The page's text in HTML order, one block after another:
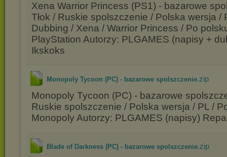
Xena Warrior Princess (PS1) - bazarowe
Tłok / Ruskie spolszczenie / Polska wersja /
Dubbing / Xena / Warrior Princess / Po
PlayStation Autorzy: PLGAMES (napisy +
Ikskoks
Monopoly Tycoon (PC) - bazarowe spolszczenie.zip
Monopoly Tycoon (PC) - bazarowe
Ruskie spolszczenie / Polska wersja / PL /
Monopoly Autorzy: PLGAMES (napisy)
Blade of Darkness (PC) - bazarowe spolszczenie.zip